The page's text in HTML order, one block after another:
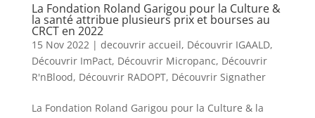
La Fondation Roland Garigou pour la Culture &
la santé attribue plusieurs prix et bourses au
CRCT en 2022
15 Nov 2022| decouvrir accueil, Découvrir IGAALD,
Découvrir ImPact, Découvrir Micropanc, Découvrir
R'nBlood, Découvrir RADOPT, Découvrir Signather
La Fondation Roland Garigou pour la Culture & la